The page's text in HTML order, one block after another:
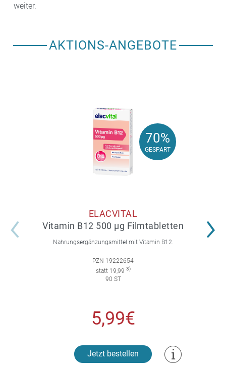
weiter.
AKTIONS-ANGEBOTE
70%
GESPART
70%
GESPART
ELACVITAL
Vitamin B12 500 µg Filmtabletten
Nahrungsergänzungsmittel mit Vitamin B12.
PZN 19222654
statt 19,99 3)
90 ST
5,99€
Jetzt bestellen